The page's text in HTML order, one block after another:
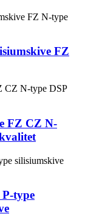
FZ
FZ CZ N-
type